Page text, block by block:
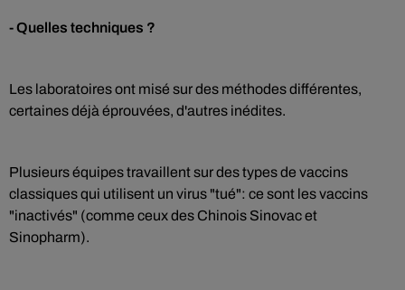
- Quelles techniques ?
Les laboratoires ont misé sur des méthodes différentes,
certaines déjà éprouvées, d'autres inédites.
Plusieurs équipes travaillent sur des types de vaccins
classiques qui utilisent un virus "tué": ce sont les vaccins
"inactivés" (comme ceux des Chinois Sinovac et
Sinopharm).